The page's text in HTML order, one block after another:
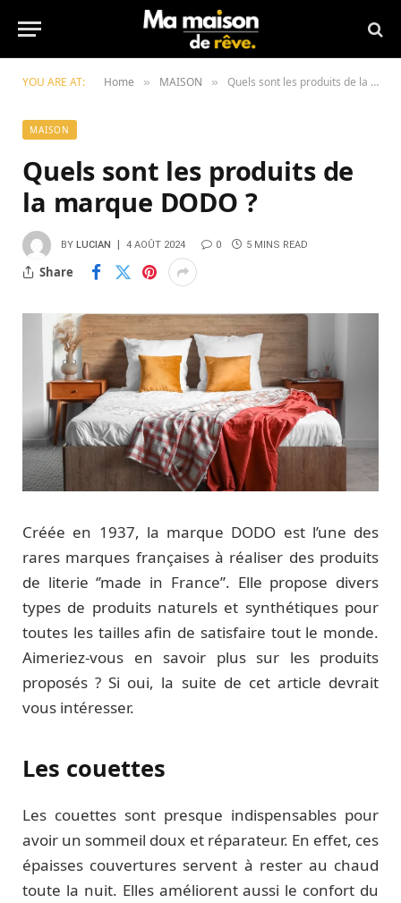
YOU ARE AT: Home » MAISON » Quels sont les produits de la marque DODO ?
MAISON
Quels sont les produits de
la marque DODO ?
BY LUCIAN 4 AOÛT 2024 0 5 MINS READ
Share
Créée en 1937, la marque DODO est l’une des
rares marques françaises à réaliser des produits
de literie ‘’made in France’’. Elle propose divers
types de produits naturels et synthétiques pour
toutes les tailles afin de satisfaire tout le monde.
Aimeriez-vous en savoir plus sur les produits
proposés ? Si oui, la suite de cet article devrait
vous intéresser.
Les couettes
Les couettes sont presque indispensables pour
avoir un sommeil doux et réparateur. En effet, ces
épaisses couvertures servent à rester au chaud
toute la nuit. Elles améliorent aussi le confort du